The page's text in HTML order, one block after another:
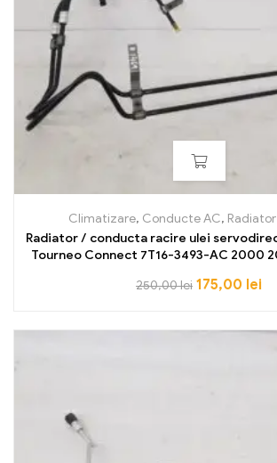
Climatizare, Conducte AC,
Radiator / conducta racire ulei
Tourneo Connect 7T16-3493-AC 2000
NOU OE
250,00lei 175,00 lei